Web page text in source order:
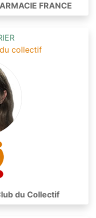
FRANCE
collectif
du Collectif